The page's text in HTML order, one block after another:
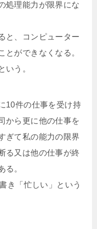
処理能力が限界にな
と、コンピューター
とができなくなる。
いう。
10件の仕事を受け持
から更に他の仕事を
ぎて私の能力の限界
る又は他の仕事が終
る。
き「忙しい」という